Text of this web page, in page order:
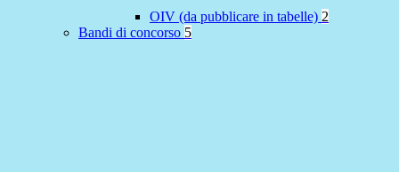
OIV (da pubblicare in tabelle) 2
Bandi di concorso 5